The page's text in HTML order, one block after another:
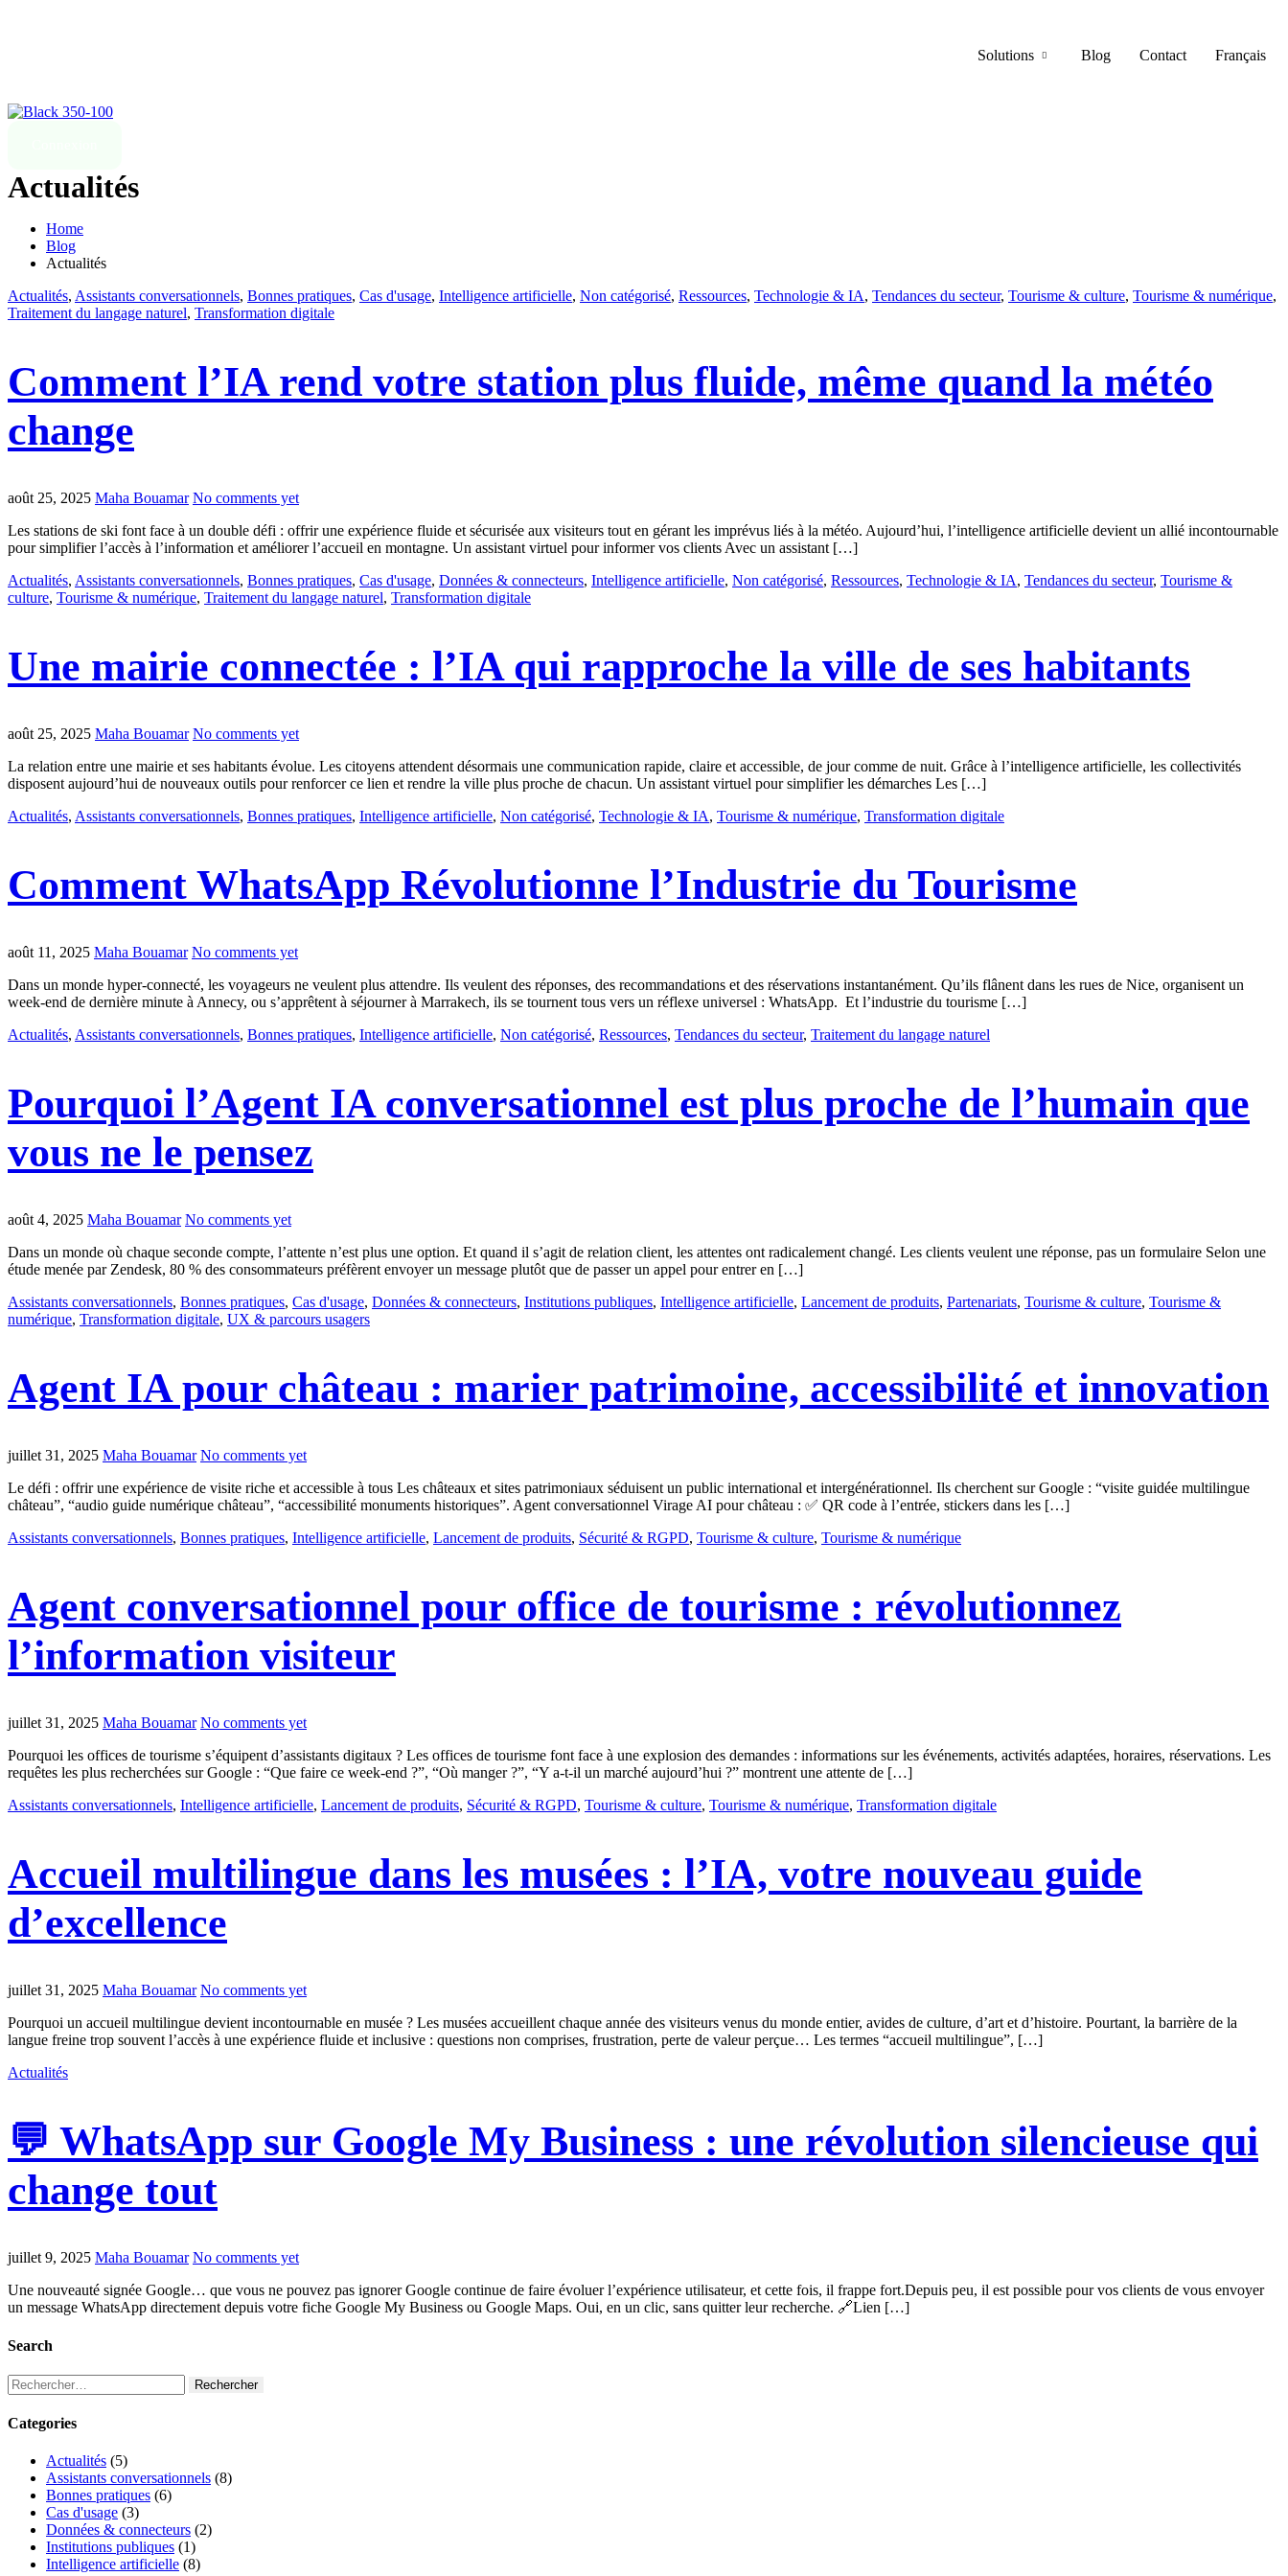
Solutions Blog Contact Français
Actualités
Home
Blog
Actualités
Actualités, Assistants conversationnels, Bonnes pratiques, Cas d'usage, Intelligence artificielle, Non catégorisé, Ressources, Technologie & IA, Tendances du secteur, Tourisme & culture, Tourisme & numérique,
Traitement du langage naturel, Transformation digitale
Comment l’IA rend votre station plus fluide, même quand la météo
change
août 25, 2025 Maha Bouamar No comments yet
Les stations de ski font face à un double défi : offrir une expérience fluide et sécurisée aux visiteurs tout en gérant les imprévus liés à la météo. Aujourd’hui, l’intelligence artificielle devient un allié incontournable
pour simplifier l’accès à l’information et améliorer l’accueil en montagne. Un assistant virtuel pour informer vos clients Avec un assistant […]
Actualités, Assistants conversationnels, Bonnes pratiques, Cas d'usage, Données & connecteurs, Intelligence artificielle, Non catégorisé, Ressources, Technologie & IA, Tendances du secteur, Tourisme &
culture, Tourisme & numérique, Traitement du langage naturel, Transformation digitale
Une mairie connectée : l’IA qui rapproche la ville de ses habitants
août 25, 2025 Maha Bouamar No comments yet
La relation entre une mairie et ses habitants évolue. Les citoyens attendent désormais une communication rapide, claire et accessible, de jour comme de nuit. Grâce à l’intelligence artificielle, les collectivités
disposent aujourd’hui de nouveaux outils pour renforcer ce lien et rendre la ville plus proche de chacun. Un assistant virtuel pour simplifier les démarches Les […]
Actualités, Assistants conversationnels, Bonnes pratiques, Intelligence artificielle, Non catégorisé, Technologie & IA, Tourisme & numérique, Transformation digitale
Comment WhatsApp Révolutionne l’Industrie du Tourisme
août 11, 2025 Maha Bouamar No comments yet
Dans un monde hyper-connecté, les voyageurs ne veulent plus attendre. Ils veulent des réponses, des recommandations et des réservations instantanément. Qu’ils flânent dans les rues de Nice, organisent un
week-end de dernière minute à Annecy, ou s’apprêtent à séjourner à Marrakech, ils se tournent tous vers un réflexe universel : WhatsApp. Et l’industrie du tourisme […]
Actualités, Assistants conversationnels, Bonnes pratiques, Intelligence artificielle, Non catégorisé, Ressources, Tendances du secteur, Traitement du langage naturel
Pourquoi l’Agent IA conversationnel est plus proche de l’humain que
vous ne le pensez
août 4, 2025 Maha Bouamar No comments yet
Dans un monde où chaque seconde compte, l’attente n’est plus une option. Et quand il s’agit de relation client, les attentes ont radicalement changé. Les clients veulent une réponse, pas un formulaire Selon une
étude menée par Zendesk, 80 % des consommateurs préfèrent envoyer un message plutôt que de passer un appel pour entrer en […]
Assistants conversationnels, Bonnes pratiques, Cas d'usage, Données & connecteurs, Institutions publiques, Intelligence artificielle, Lancement de produits, Partenariats, Tourisme & culture, Tourisme &
numérique, Transformation digitale, UX & parcours usagers
Agent IA pour château : marier patrimoine, accessibilité et innovation
juillet 31, 2025 Maha Bouamar No comments yet
Le défi : offrir une expérience de visite riche et accessible à tous Les châteaux et sites patrimoniaux séduisent un public international et intergénérationnel. Ils cherchent sur Google : “visite guidée multilingue
château”, “audio guide numérique château”, “accessibilité monuments historiques”. Agent conversationnel Virage AI pour château : ✅ QR code à l’entrée, stickers dans les […]
Assistants conversationnels, Bonnes pratiques, Intelligence artificielle, Lancement de produits, Sécurité & RGPD, Tourisme & culture, Tourisme & numérique
Agent conversationnel pour office de tourisme : révolutionnez
l’information visiteur
juillet 31, 2025 Maha Bouamar No comments yet
Pourquoi les offices de tourisme s’équipent d’assistants digitaux ? Les offices de tourisme font face à une explosion des demandes : informations sur les événements, activités adaptées, horaires, réservations. Les
requêtes les plus recherchées sur Google : “Que faire ce week-end ?”, “Où manger ?”, “Y a-t-il un marché aujourd’hui ?” montrent une attente de […]
Assistants conversationnels, Intelligence artificielle, Lancement de produits, Sécurité & RGPD, Tourisme & culture, Tourisme & numérique, Transformation digitale
Accueil multilingue dans les musées : l’IA, votre nouveau guide
d’excellence
juillet 31, 2025 Maha Bouamar No comments yet
Pourquoi un accueil multilingue devient incontournable en musée ? Les musées accueillent chaque année des visiteurs venus du monde entier, avides de culture, d’art et d’histoire. Pourtant, la barrière de la
langue freine trop souvent l’accès à une expérience fluide et inclusive : questions non comprises, frustration, perte de valeur perçue… Les termes “accueil multilingue”, […]
Actualités
💬 WhatsApp sur Google My Business : une révolution silencieuse qui
change tout
juillet 9, 2025 Maha Bouamar No comments yet
Une nouveauté signée Google… que vous ne pouvez pas ignorer Google continue de faire évoluer l’expérience utilisateur, et cette fois, il frappe fort.Depuis peu, il est possible pour vos clients de vous envoyer
un message WhatsApp directement depuis votre fiche Google My Business ou Google Maps. Oui, en un clic, sans quitter leur recherche. 🔗Lien […]
Search
Rechercher :
Categories
Actualités (5)
Assistants conversationnels (8)
Bonnes pratiques (6)
Cas d'usage (3)
Données & connecteurs (2)
Institutions publiques (1)
Intelligence artificielle (8)